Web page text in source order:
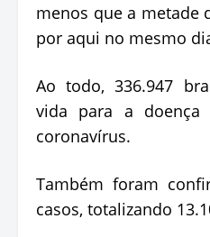
menos que a metade
por aqui no mesmo
Ao todo, 336.947
vida para a doença
coronavírus.
Também foram
casos, totalizando